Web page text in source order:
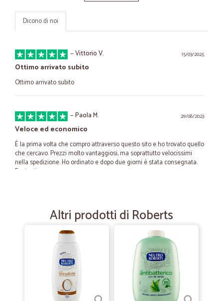
Dicono di noi
15/03/2025
—Vittorio V.
Ottimo arrivato subito
Ottimo arrivato subito
29/08/2023
—Paola M.
Veloce ed economico
È la prima volta che compro attraverso questo sito e ho trovato quello
che cercavo. Prezzi molto vantaggiosi, ma soprattutto velocissimi
nella spedizione. Ho ordinato e dopo due giorni è stata consegnata.
Fantastico
Dario Imbrogno
Spedizione ok eccellente in tutto molto soddisfatto
—Primina R.
Puntuali, corretti, la merce corrisponde sempre. Consiglio Cicalia !
Altri prodotti di Roberts